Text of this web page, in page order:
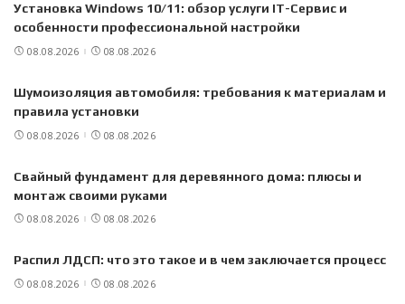
Установка Windows 10/11: обзор услуги IT-Сервис и
особенности профессиональной настройки
08.08.2026 08.08.2026
Шумоизоляция автомобиля: требования к материалам и
правила установки
08.08.2026 08.08.2026
Свайный фундамент для деревянного дома: плюсы и
монтаж своими руками
08.08.2026 08.08.2026
Распил ЛДСП: что это такое и в чем заключается процесс
08.08.2026 08.08.2026